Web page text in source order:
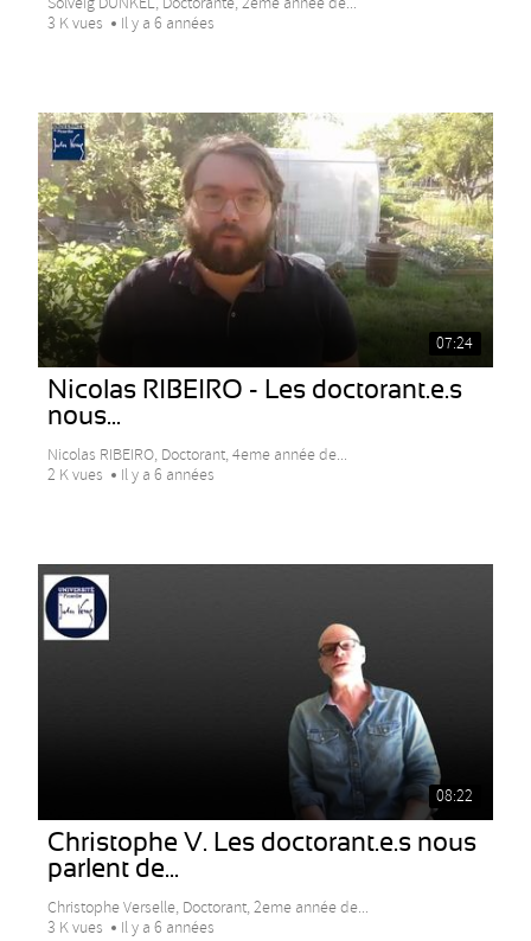
3 K vues
Il y a 6 années
07:24
Nicolas RIBEIRO - Les doctorant.e.s
nous...
Nicolas RIBEIRO, Doctorant, 4eme année de...
2 K vues
Il y a 6 années
08:22
Christophe V. Les doctorant.e.s nous
parlent de...
Christophe Verselle, Doctorant, 2eme année de...
3 K vues
Il y a 6 années